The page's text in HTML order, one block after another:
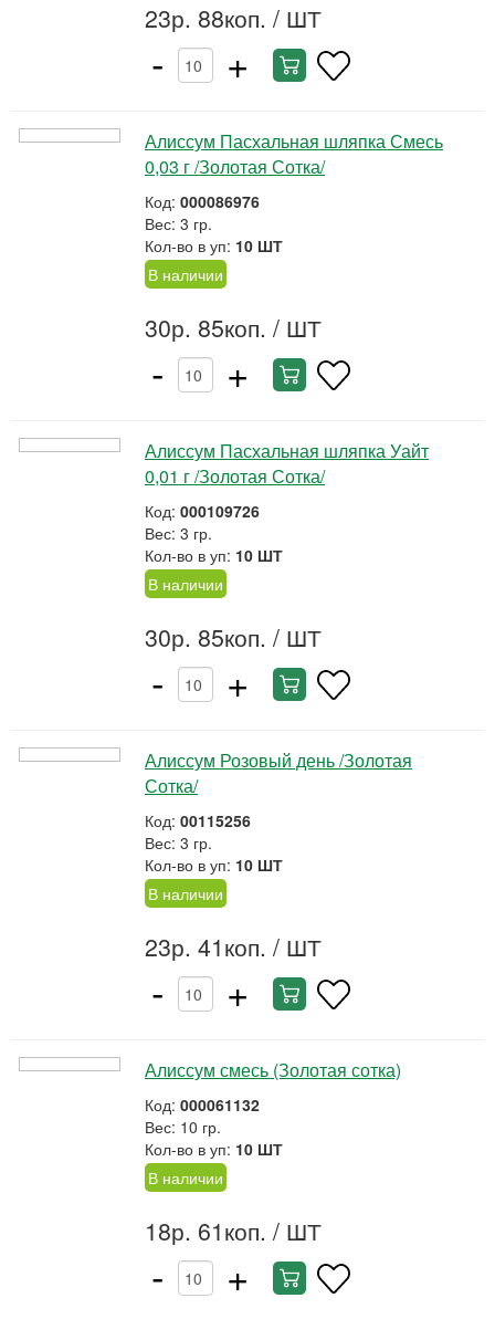
23р. 88коп. / ШТ
- +
Алиссум Пасхальная шляпка Смесь
0,03 г /Золотая Сотка/
Код: 000086976
Вес: 3 гр.
Кол-во в уп: 10 ШТ
В наличии
30р. 85коп. / ШТ
- +
Алиссум Пасхальная шляпка Уайт
0,01 г /Золотая Сотка/
Код: 000109726
Вес: 3 гр.
Кол-во в уп: 10 ШТ
В наличии
30р. 85коп. / ШТ
- +
Алиссум Розовый день /Золотая
Сотка/
Код: 00115256
Вес: 3 гр.
Кол-во в уп: 10 ШТ
В наличии
23р. 41коп. / ШТ
- +
Алиссум смесь (Золотая сотка)
Код: 000061132
Вес: 10 гр.
Кол-во в уп: 10 ШТ
В наличии
18р. 61коп. / ШТ
- +